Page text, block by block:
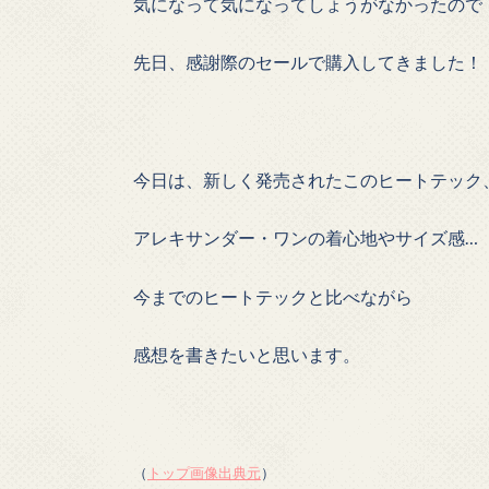
先日、感謝際のセールで購入してきました！
今日は、新しく発売されたこのヒートテック
アレキサンダー・ワンの着心地やサイズ感…
今までのヒートテックと比べながら
感想を書きたいと思います。
（ トップ画像出典元）